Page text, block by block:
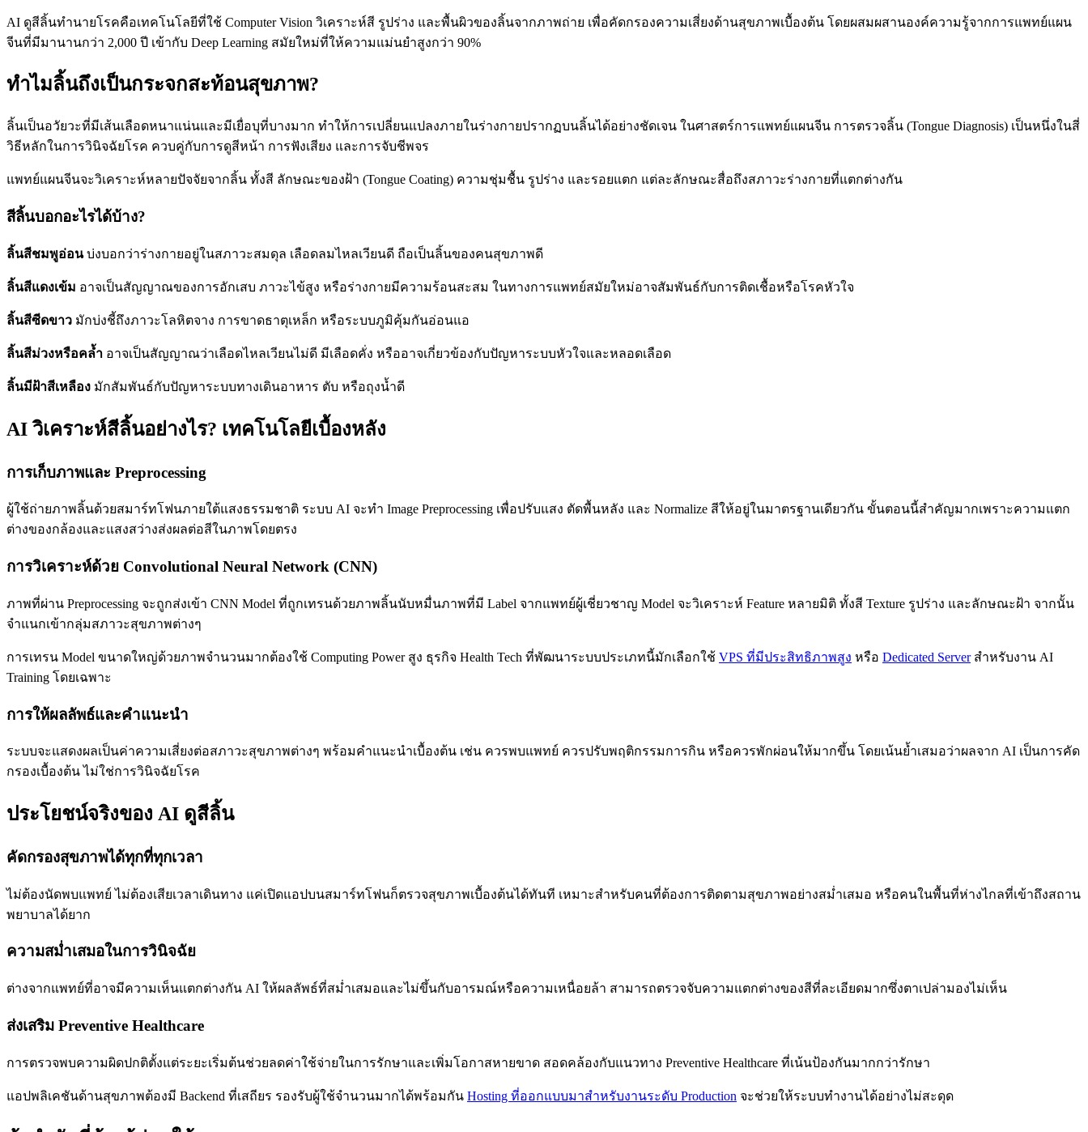
AI ดูสีลิ้นทำนายโรคคือเทคโนโลยีที่ใช้ Computer Vision วิเคราะห์สี รูปร่าง และพื้นผิวของลิ้นจากภาพถ่าย เพื่อคัดกรองความเสี่ยงด้านสุขภาพเบื้องต้น โดยผสมผสานองค์ความรู้จากการแพทย์แผน
จีนที่มีมานานกว่า 2,000 ปี เข้ากับ Deep Learning สมัยใหม่ที่ให้ความแม่นยำสูงกว่า 90%
ทำไมลิ้นถึงเป็นกระจกสะท้อนสุขภาพ?
ลิ้นเป็นอวัยวะที่มีเส้นเลือดหนาแน่นและมีเยื่อบุที่บางมาก ทำให้การเปลี่ยนแปลงภายในร่างกายปรากฏบนลิ้นได้อย่างชัดเจน ในศาสตร์การแพทย์แผนจีน การตรวจลิ้น (Tongue Diagnosis) เป็นหนึ่งในสี่
วิธีหลักในการวินิจฉัยโรค ควบคู่กับการดูสีหน้า การฟังเสียง และการจับชีพจร
แพทย์แผนจีนจะวิเคราะห์หลายปัจจัยจากลิ้น ทั้งสี ลักษณะของฝ้า (Tongue Coating) ความชุ่มชื้น รูปร่าง และรอยแตก แต่ละลักษณะสื่อถึงสภาวะร่างกายที่แตกต่างกัน
สีลิ้นบอกอะไรได้บ้าง?
ลิ้นสีชมพูอ่อนบ่งบอกว่าร่างกายอยู่ในสภาวะสมดุล เลือดลมไหลเวียนดี ถือเป็นลิ้นของคนสุขภาพดี
ลิ้นสีแดงเข้ม อาจเป็นสัญญาณของการอักเสบ ภาวะไข้สูง หรือร่างกายมีความร้อนสะสม ในทางการแพทย์สมัยใหม่อาจสัมพันธ์กับการติดเชื้อหรือโรคหัวใจ
ลิ้นสีซีดขาว มักบ่งชี้ถึงภาวะโลหิตจาง การขาดธาตุเหล็ก หรือระบบภูมิคุ้มกันอ่อนแอ
ลิ้นสีม่วงหรือคล้ำ อาจเป็นสัญญาณว่าเลือดไหลเวียนไม่ดี มีเลือดคั่ง หรืออาจเกี่ยวข้องกับปัญหาระบบหัวใจและหลอดเลือด
ลิ้นมีฝ้าสีเหลือง มักสัมพันธ์กับปัญหาระบบทางเดินอาหาร ตับ หรือถุงน้ำดี
AI วิเคราะห์สีลิ้นอย่างไร? เทคโนโลยีเบื้องหลัง
การเก็บภาพและ Preprocessing
ผู้ใช้ถ่ายภาพลิ้นด้วยสมาร์ทโฟนภายใต้แสงธรรมชาติ ระบบ AI จะทำ Image Preprocessing เพื่อปรับแสง ตัดพื้นหลัง และ Normalize สีให้อยู่ในมาตรฐานเดียวกัน ขั้นตอนนี้สำคัญมากเพราะความแตก
ต่างของกล้องและแสงสว่างส่งผลต่อสีในภาพโดยตรง
การวิเคราะห์ด้วย Convolutional Neural Network (CNN)
ภาพที่ผ่าน Preprocessing จะถูกส่งเข้า CNN Model ที่ถูกเทรนด้วยภาพลิ้นนับหมื่นภาพที่มี Label จากแพทย์ผู้เชี่ยวชาญ Model จะวิเคราะห์ Feature หลายมิติ ทั้งสี Texture รูปร่าง และลักษณะฝ้า จากนั้น
จำแนกเข้ากลุ่มสภาวะสุขภาพต่างๆ
การเทรน Model ขนาดใหญ่ด้วยภาพจำนวนมากต้องใช้ Computing Power สูง ธุรกิจ Health Tech ที่พัฒนาระบบประเภทนี้มักเลือกใช้ VPS ที่มีประสิทธิภาพสูง หรือ Dedicated Serverสำหรับงาน AI
Training โดยเฉพาะ
การให้ผลลัพธ์และคำแนะนำ
ระบบจะแสดงผลเป็นค่าความเสี่ยงต่อสภาวะสุขภาพต่างๆ พร้อมคำแนะนำเบื้องต้น เช่น ควรพบแพทย์ ควรปรับพฤติกรรมการกิน หรือควรพักผ่อนให้มากขึ้น โดยเน้นย้ำเสมอว่าผลจาก AI เป็นการคัด
กรองเบื้องต้น ไม่ใช่การวินิจฉัยโรค
ประโยชน์จริงของ AI ดูสีลิ้น
คัดกรองสุขภาพได้ทุกที่ทุกเวลา
ไม่ต้องนัดพบแพทย์ ไม่ต้องเสียเวลาเดินทาง แค่เปิดแอปบนสมาร์ทโฟนก็ตรวจสุขภาพเบื้องต้นได้ทันที เหมาะสำหรับคนที่ต้องการติดตามสุขภาพอย่างสม่ำเสมอ หรือคนในพื้นที่ห่างไกลที่เข้าถึงสถาน
พยาบาลได้ยาก
ความสม่ำเสมอในการวินิจฉัย
ต่างจากแพทย์ที่อาจมีความเห็นแตกต่างกัน AI ให้ผลลัพธ์ที่สม่ำเสมอและไม่ขึ้นกับอารมณ์หรือความเหนื่อยล้า สามารถตรวจจับความแตกต่างของสีที่ละเอียดมากซึ่งตาเปล่ามองไม่เห็น
ส่งเสริม Preventive Healthcare
การตรวจพบความผิดปกติตั้งแต่ระยะเริ่มต้นช่วยลดค่าใช้จ่ายในการรักษาและเพิ่มโอกาสหายขาด สอดคล้องกับแนวทาง Preventive Healthcare ที่เน้นป้องกันมากกว่ารักษา
แอปพลิเคชันด้านสุขภาพต้องมี Backend ที่เสถียร รองรับผู้ใช้จำนวนมากได้พร้อมกัน Hosting ที่ออกแบบมาสำหรับงานระดับ Production จะช่วยให้ระบบทำงานได้อย่างไม่สะดุด